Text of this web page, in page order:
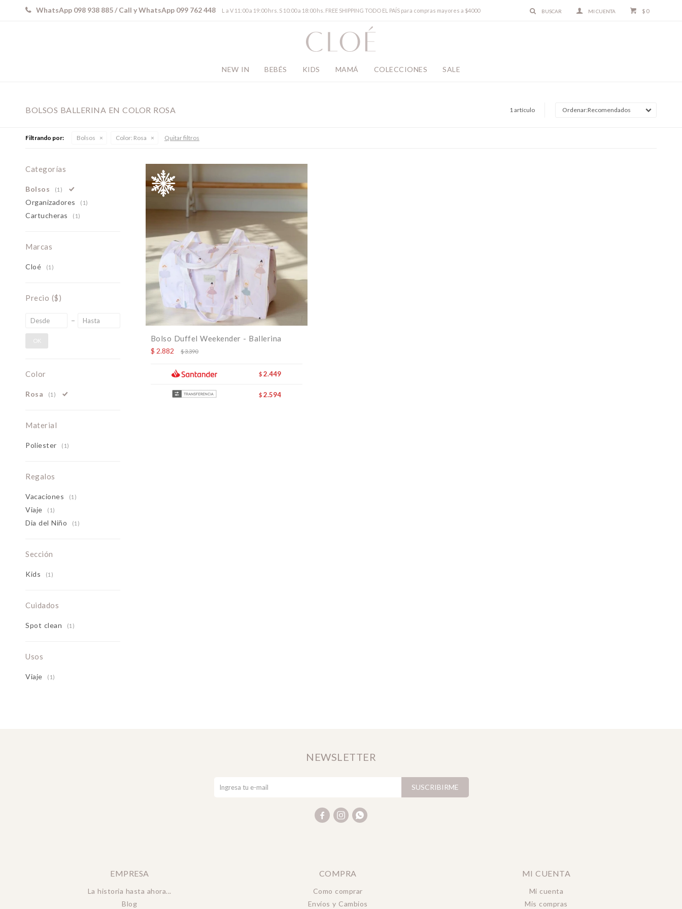
NEW IN BEBÉS KIDS MAMÁ COLECCIONES SALE
$ 0
WhatsApp 098 938 885 / Call y WhatsApp 099 762 448 L a V 11:00 a 19:00 hrs. S 10:00 a 18:00 hs. FREE SHIPPING TODO EL PAÍS para compras mayores a $4000
BOLSOS BALLERINA EN COLOR ROSA 1 artículo Recomendados
Filtrando por: Bolsos Color: Rosa Quitar filtros
Bolso Duffel Weekender - Ballerina
$ 2.882 $3.390
$ 2.449
$ 2.594
Categorías
Bolsos (1)
Organizadores (1)
Cartucheras (1)
Marcas
Cloé (1)
Precio ($)
OK
Color
Rosa (1)
Material
Poliester (1)
Regalos
Vacaciones (1)
Viaje (1)
Dia del Niño (1)
Sección
Kids (1)
Cuidados
Spot clean (1)
Usos
Viaje (1)
EMPRESA
La historia hasta ahora...
Blog
COMPRA
Como comprar
Envíos y Cambios
MI CUENTA
Mi cuenta
Mis compras
NEWSLETTER
SUSCRIBIRME
  